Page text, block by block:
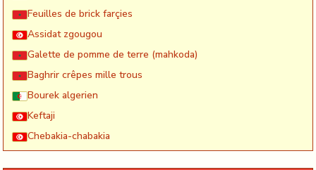
Feuilles de brick farçies
Assidat zgougou
Galette de pomme de terre (mahkoda)
Baghrir crêpes mille trous
Bourek algerien
Keftaji
Chebakia-chabakia